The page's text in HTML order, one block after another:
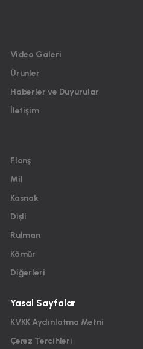
Video Galeri
Ürünler
Haberler ve Duyurular
İletişim
Flanş
Mil
Kasnak
Dişli
Rulman
Kömür
Diğerleri
Yasal Sayfalar
KVKK Aydınlatma Metni
Çerez Tercihleri